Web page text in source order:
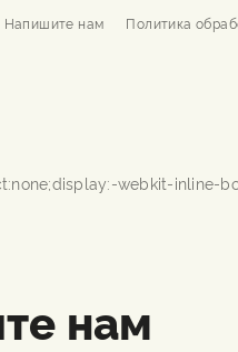
Напишите нам Политика
нам